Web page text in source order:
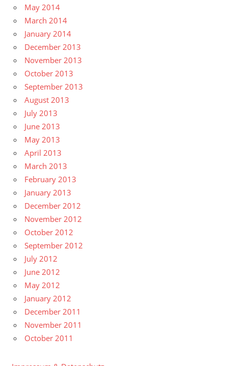
May 2014
March 2014
January 2014
December 2013
November 2013
October 2013
September 2013
August 2013
July 2013
June 2013
May 2013
April 2013
March 2013
February 2013
January 2013
December 2012
November 2012
October 2012
September 2012
July 2012
June 2012
May 2012
January 2012
December 2011
November 2011
October 2011